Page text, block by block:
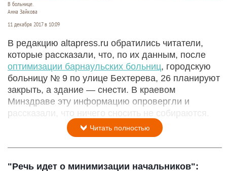
В больнице.
Анна Зайкова
11 декабря 2017 в 10:09
В редакцию altapress.ru обратились читатели,
которые рассказали, что, по их данным, после
оптимизации барнаульских больниц, городскую
больницу № 9 по улице Бехтерева, 26 планируют
закрыть, а здание — снести. В краевом
Минздраве эту информацию опровергли и
рассказали, что ничего сносить не собираются.
Читать полностью
"Речь идет о минимизации начальников":